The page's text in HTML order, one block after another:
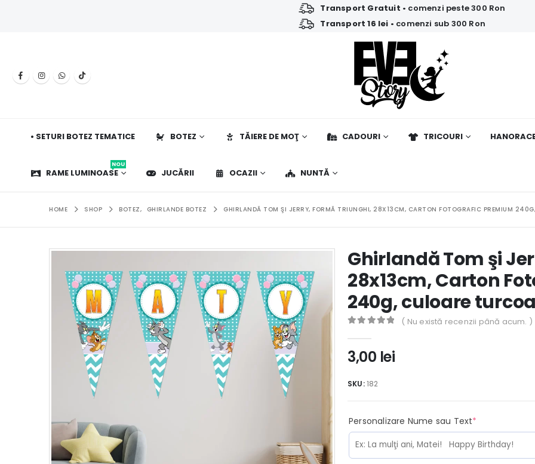
Transport Gratuit • comenzi peste 300 Ron
Transport 16 lei • comenzi sub 300 Ron
• SETURI BOTEZ TEMATICE BOTEZ TĂIERE DE MOŢ CADOURI TRICOURI
RAME LUMINOASE
NOU
JUCĂRII OCAZII NUNTĂ
HOME SHOP BOTEZ, GHIRLANDE BOTEZ GHIRLANDĂ TOM ŞI JERRY, FORMĂ TRIUNGHI, 28X13CM, CARTON FOTOGRAFIC PREMIUM
Ghirlandă Tom şi
28x13cm, Carton
240g, culoare
( Nu există recenzii până acum. )
3,00 lei
SKU:182
Personalizare Nume sau Text*